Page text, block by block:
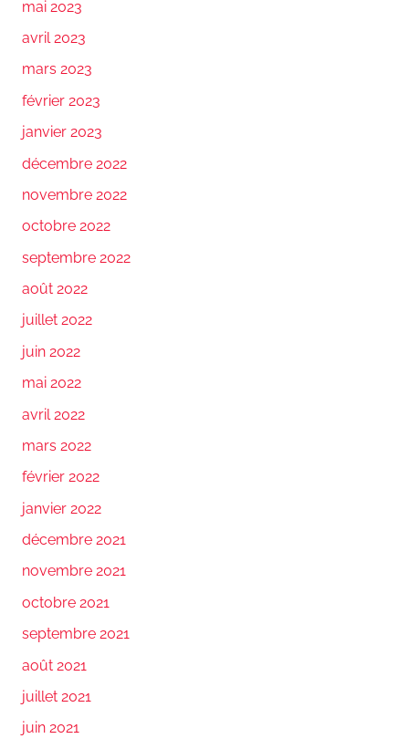
mai 2023
avril 2023
mars 2023
février 2023
janvier 2023
décembre 2022
novembre 2022
octobre 2022
septembre 2022
août 2022
juillet 2022
juin 2022
mai 2022
avril 2022
mars 2022
février 2022
janvier 2022
décembre 2021
novembre 2021
octobre 2021
septembre 2021
août 2021
juillet 2021
juin 2021